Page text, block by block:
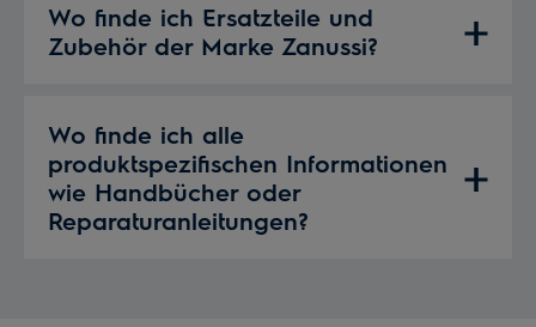
Wo finde ich Ersatzteile und
Zubehör der Marke Zanussi?
Wo finde ich alle
produktspezifischen Informationen
wie Handbücher oder
Reparaturanleitungen?